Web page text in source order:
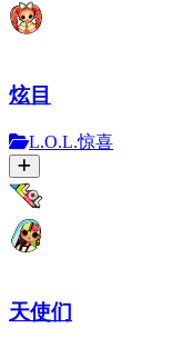
炫目
L.O.L.惊喜
天使们